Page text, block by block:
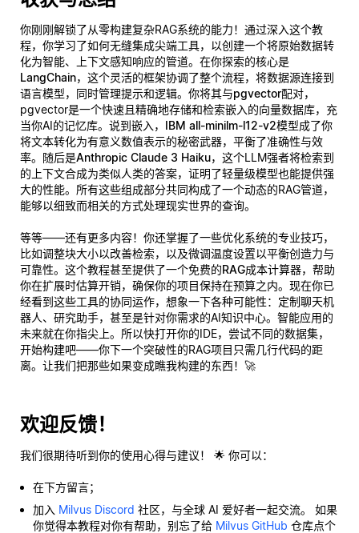
你刚刚解锁了从零构建复杂RAG系统的能力！通过深入这个教
程，你学习了如何无缝集成尖端工具，以创建一个将原始数据转
化为智能、上下文感知响应的管道。在你探索的核心是
LangChain，这个灵活的框架协调了整个流程，将数据源连接到
语言模型，同时管理提示和逻辑。你将其与pgvector配对，
pgvector是一个快速且精确地存储和检索嵌入的向量数据库，充
当你AI的记忆库。说到嵌入， IBM all-minilm-l12-v2模型成了你
将文本转化为有意义数值表示的秘密武器，平衡了准确性与效
率。随后是Anthropic Claude 3 Haiku，这个LLM强者将检索到
的上下文合成为类似人类的答案，证明了轻量级模型也能提供强
大的性能。所有这些组成部分共同构成了一个动态的RAG管道，
能够以细致而相关的方式处理现实世界的查询。
等等——还有更多内容！你还掌握了一些优化系统的专业技巧，
比如调整块大小以改善检索，以及微调温度设置以平衡创造力与
可靠性。这个教程甚至提供了一个免费的RAG成本计算器，帮助
你在扩展时估算开销，确保你的项目保持在预算之内。现在你已
经看到这些工具的协同运作，想象一下各种可能性：定制聊天机
器人、研究助手，甚至是针对你需求的AI知识中心。智能应用的
未来就在你指尖上。所以快打开你的IDE，尝试不同的数据集，
开始构建吧——你下一个突破性的RAG项目只需几行代码的距
离。让我们把那些如果变成瞧我构建的东西！🚀
欢迎反馈！
我们很期待听到你的使用心得与建议！ 🌟 你可以：
在下方留言；
加入 Milvus Discord 社区，与全球 AI 爱好者一起交流。 如果
你觉得本教程对你有帮助，别忘了给 Milvus GitHub 仓库点个